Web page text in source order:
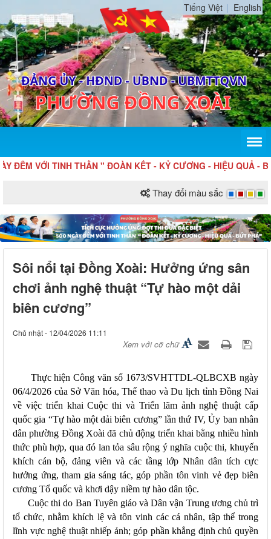
Tiếng Việt English
VỚI TINH THẦN " ĐOÀN KẾT - KỶ CƯƠNG - HIỆU QUẢ - BỨT
Thay đổi màu sắc
Sôi nổi tại Đồng Xoài: Hưởng ứng sân
chơi ảnh nghệ thuật “Tự hào một dải
biên cương”
Chủ nhật - 12/04/2026 11:11
Xem với cỡ chữ
Thực hiện Công văn số 1673/SVHTTDL-QLBCXB ngày
06/4/2026 của Sở Văn hóa, Thể thao và Du lịch tỉnh Đồng Nai
về việc triển khai Cuộc thi và Triển lãm ảnh nghệ thuật cấp
quốc gia “Tự hào một dải biên cương” lần thứ IV, Ủy ban nhân
dân phường Đồng Xoài đã chủ động triển khai bằng nhiều hình
thức phù hợp, qua đó lan tỏa sâu rộng ý nghĩa cuộc thi, khuyến
khích cán bộ, đảng viên và các tầng lớp Nhân dân tích cực
hưởng ứng, tham gia sáng tác, góp phần tôn vinh vẻ đẹp biên
cương Tổ quốc và khơi dậy niềm tự hào dân tộc.
Cuộc thi do Ban Tuyên giáo và Dân vận Trung ương chủ trì
tổ chức, nhằm khích lệ và tôn vinh các cá nhân, tập thể trong
lĩnh vực nghệ thuật nhiếp ảnh; góp phần khẳng định chủ quyền